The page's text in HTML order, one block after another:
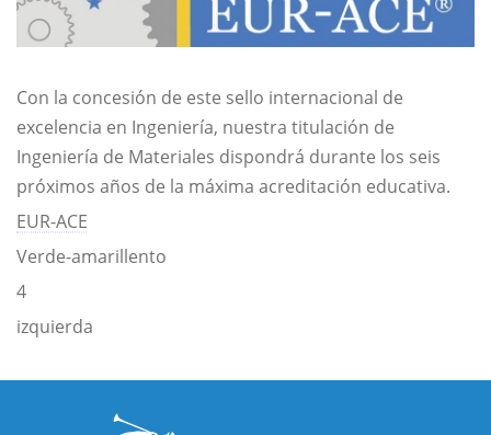
Con la concesión de este sello internacional de
excelencia en Ingeniería, nuestra titulación de
Ingeniería de Materiales dispondrá durante los seis
próximos años de la máxima acreditación educativa.
EUR-ACE
Verde-amarillento
4
izquierda